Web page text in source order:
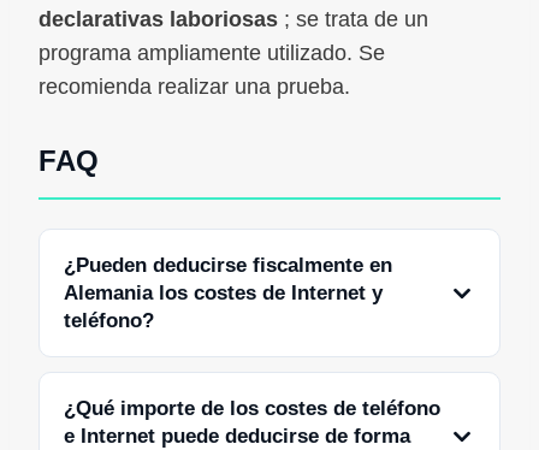
declarativas laboriosas ; se trata de un
programa ampliamente utilizado. Se
recomienda realizar una prueba.
FAQ
¿Pueden deducirse fiscalmente en
Alemania los costes de Internet y
teléfono?
¿Qué importe de los costes de teléfono
e Internet puede deducirse de forma